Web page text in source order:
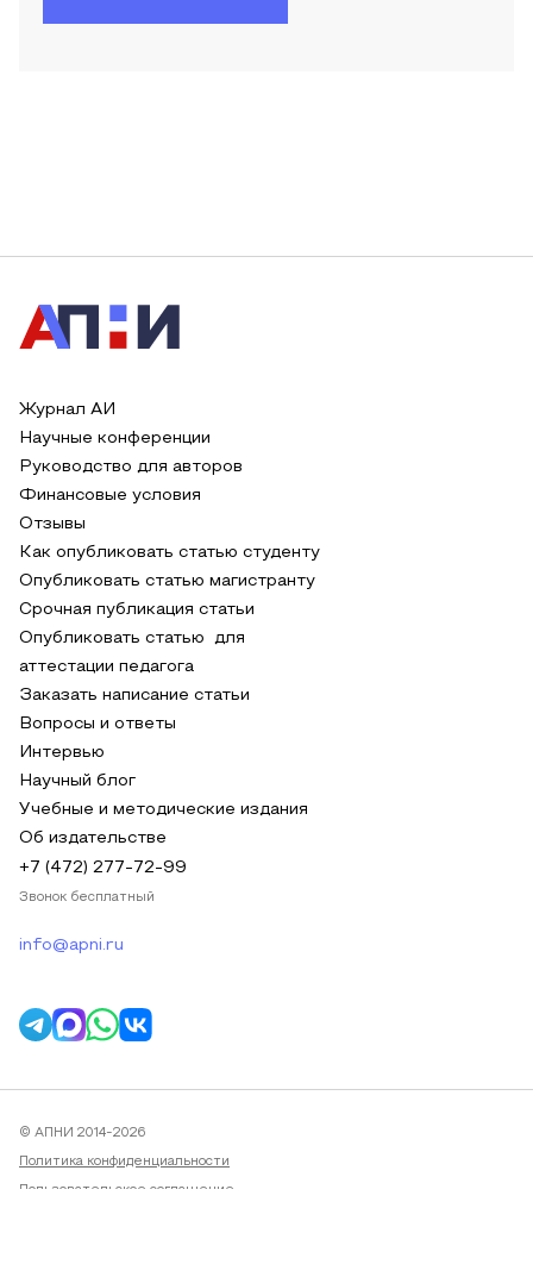
Журнал АИ
Научные конференции
Руководство для авторов
Финансовые условия
Отзывы
Как опубликовать статью студенту
Опубликовать статью магистранту
Срочная публикация статьи
Опубликовать статью для
аттестации педагога
Заказать написание статьи
Вопросы и ответы
Интервью
Научный блог
Учебные и методические издания
Об издательстве
+7 (472) 277-72-99
Звонок бесплатный
info@apni.ru
© АПНИ 2014-2026
Политика конфиденциальности
Пользовательское соглашение